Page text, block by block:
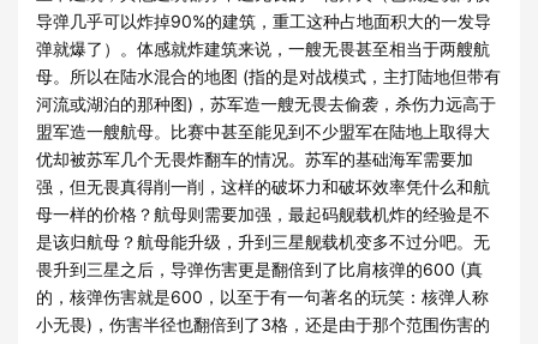
导弹几乎可以炸掉90%的建筑，重工这种占地面积大的一发导
弹就爆了）。体感就炸建筑来说，一艘无畏甚至相当于两艘航
母。所以在陆水混合的地图 (指的是对战模式，主打陆地但带有
河流或湖泊的那种图)，苏军造一艘无畏去偷袭，杀伤力远高于
盟军造一艘航母。比赛中甚至能见到不少盟军在陆地上取得大
优却被苏军几个无畏炸翻车的情况。苏军的基础海军需要加
强，但无畏真得削一削，这样的破坏力和破坏效率凭什么和航
母一样的价格？航母则需要加强，最起码舰载机炸的经验是不
是该归航母？航母能升级，升到三星舰载机变多不过分吧。无
畏升到三星之后，导弹伤害更是翻倍到了比肩核弹的600 (真
的，核弹伤害就是600，以至于有一句著名的玩笑：核弹人称
小无畏)，伤害半径也翻倍到了3格，还是由于那个范围伤害的